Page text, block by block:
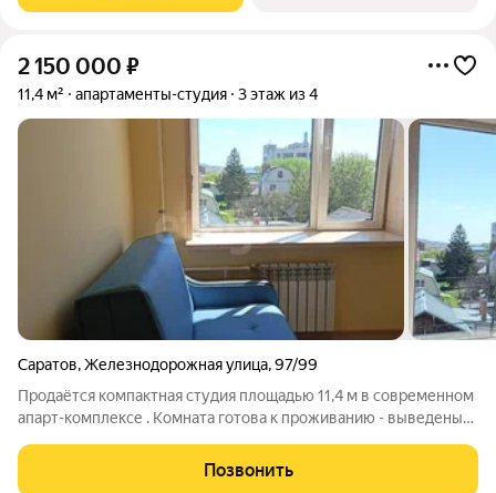
2 150 000 ₽
11,4 м² апартаменты-студия 3 этаж из 4
Саратов,Железнодорожная улица,97/99
Продаётся компактная студия площадью 11,4 м в современном
апарт-комплексе . Комната готова к проживанию - выведены
вытяжку,кондиционер,установлены натяжные потолки,
ламинат, светильники,
Позвонить